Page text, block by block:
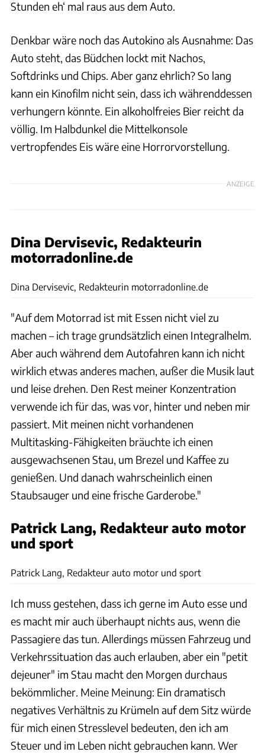
Stunden eh‘ mal raus aus dem Auto.
Denkbar wäre noch das Autokino als Ausnahme: Das
Auto steht, das Büdchen lockt mit Nachos,
Softdrinks und Chips. Aber ganz ehrlich? So lang
kann ein Kinofilm nicht sein, dass ich währenddessen
verhungern könnte. Ein alkoholfreies Bier reicht da
völlig. Im Halbdunkel die Mittelkonsole
vertropfendes Eis wäre eine Horrorvorstellung.
ANZEIGE
Dina Dervisevic, Redakteurin
motorradonline.de
Dina Dervisevic, Redakteurin motorradonline.de
"Auf dem Motorrad ist mit Essen nicht viel zu
machen – ich trage grundsätzlich einen Integralhelm.
Aber auch während dem Autofahren kann ich nicht
wirklich etwas anderes machen, außer die Musik laut
und leise drehen. Den Rest meiner Konzentration
verwende ich für das, was vor, hinter und neben mir
passiert. Mit meinen nicht vorhandenen
Multitasking-Fähigkeiten bräuchte ich einen
ausgewachsenen Stau, um Brezel und Kaffee zu
genießen. Und danach wahrscheinlich einen
Staubsauger und eine frische Garderobe."
Patrick Lang, Redakteur auto motor
und sport
Patrick Lang, Redakteur auto motor und sport
Ich muss gestehen, dass ich gerne im Auto esse und
es macht mir auch überhaupt nichts aus, wenn die
Passagiere das tun. Allerdings müssen Fahrzeug und
Verkehrssituation das auch erlauben, aber ein "petit
dejeuner" im Stau macht den Morgen durchaus
bekömmlicher. Meine Meinung: Ein dramatisch
negatives Verhältnis zu Krümeln auf dem Sitz würde
für mich einen Stresslevel bedeuten, den ich am
Steuer und im Leben nicht gebrauchen kann. Wer